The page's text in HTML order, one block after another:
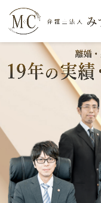
取扱分野
相続・遺言
離婚（夫婦間トラ
企業法務
取扱分野
相続・遺言
離婚（夫婦間トラ
企業法務